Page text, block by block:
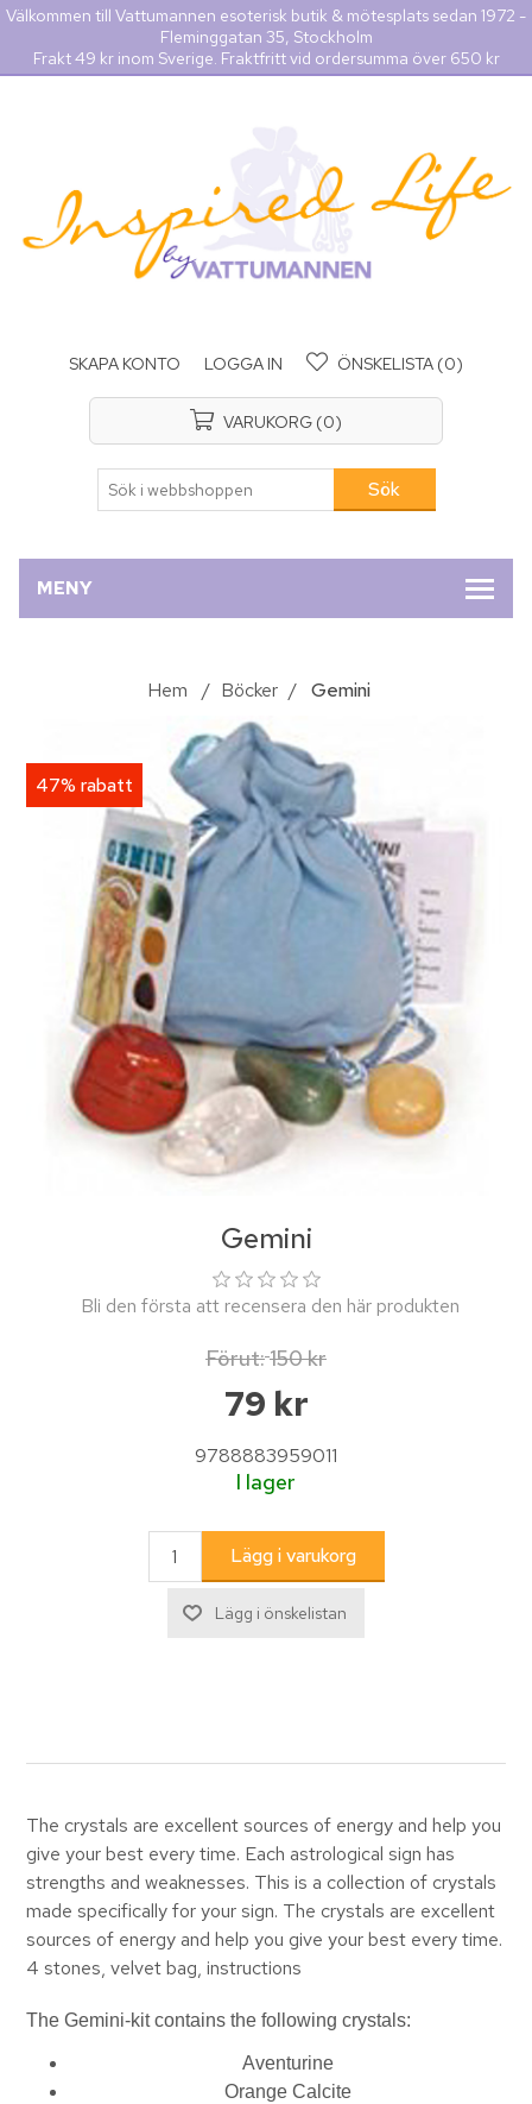
Välkommen till Vattumannen esoterisk butik & mötesplats sedan 1972 -
Fleminggatan 35, Stockholm
Frakt 49 kr inom Sverige. Fraktfritt vid ordersumma över 650 kr
SKAPA KONTO LOGGA IN ÖNSKELISTA (0)
VARUKORG (0)
MENY
Hem / Böcker / Gemini
47% rabatt
Gemini
Bli den första att recensera den här produkten
Förut:150 kr
79 kr
9788883959011
I lager
The crystals are excellent sources of energy and help you
give your best every time. Each astrological sign has
strengths and weaknesses. This is a collection of crystals
made specifically for your sign. The crystals are excellent
sources of energy and help you give your best every time.
4 stones, velvet bag, instructions
The Gemini-kit contains the following crystals:
Aventurine
Orange Calcite